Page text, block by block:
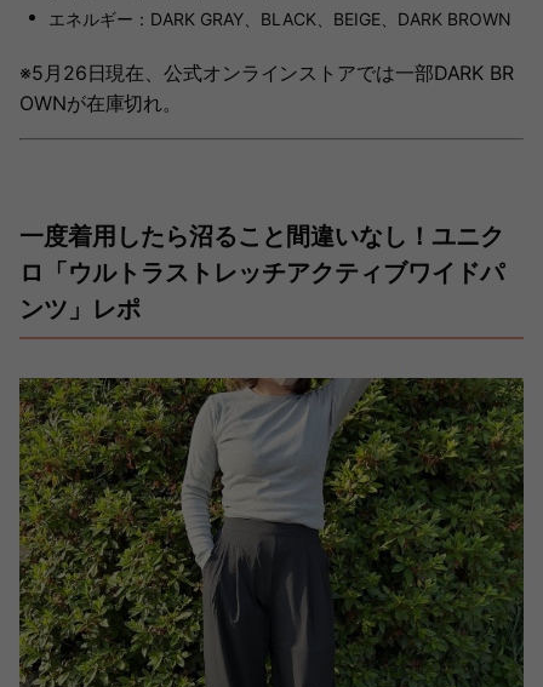
エネルギー：DARK GRAY、BLACK、BEIGE、DARK BROWN
※5月26日現在、公式オンラインストアでは一部DARK BR
OWNが在庫切れ。
一度着用したら沼ること間違いなし！ユニク
ロ「ウルトラストレッチアクティブワイドパ
ンツ」レポ